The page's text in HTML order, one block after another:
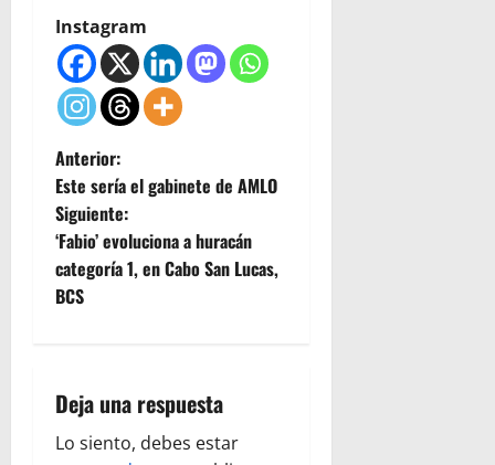
Instagram
N
a
v
e
a
c
Anterior:
Este sería el gabinete de AMLO
Siguiente:
‘Fabio’ evoluciona a huracán
categoría 1, en Cabo San Lucas,
BCS
Deja una respuesta
Lo siento, debes estar